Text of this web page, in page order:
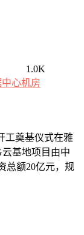
1.0K
心机房
工奠基仪式在雅
基地项目由中
总额20亿元，规